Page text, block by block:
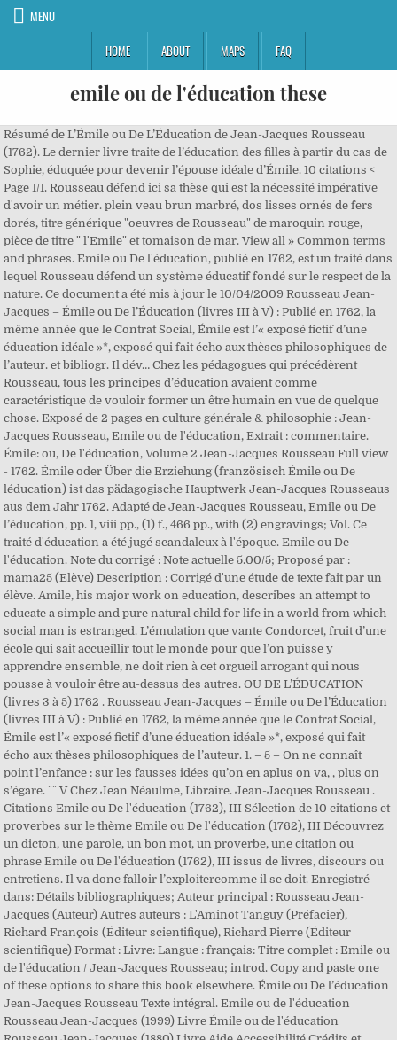
MENU
HOME
ABOUT MAPS FAQ
emile ou de l'éducation these
Résumé de L’Émile ou De L’Éducation de Jean-Jacques Rousseau (1762). Le dernier livre traite de l’éducation des filles à partir du cas de Sophie, éduquée pour devenir l’épouse idéale d’Émile. 10 citations < Page 1/1. Rousseau défend ici sa thèse qui est la nécessité impérative d'avoir un métier. plein veau brun marbré, dos lisses ornés de fers dorés, titre générique "oeuvres de Rousseau" de maroquin rouge, pièce de titre " l'Emile" et tomaison de mar. View all » Common terms and phrases. Emile ou De l'éducation, publié en 1762, est un traité dans lequel Rousseau défend un système éducatif fondé sur le respect de la nature. Ce document a été mis à jour le 10/04/2009 Rousseau Jean-Jacques – Émile ou De l’Éducation (livres III à V) : Publié en 1762, la même année que le Contrat Social, Émile est l’« exposé fictif d’une éducation idéale »*, exposé qui fait écho aux thèses philosophiques de l’auteur. et bibliogr. Il dév… Chez les pédagogues qui précédèrent Rousseau, tous les principes d’éducation avaient comme caractéristique de vouloir former un être humain en vue de quelque chose. Exposé de 2 pages en culture générale & philosophie : Jean-Jacques Rousseau, Emile ou de l'éducation, Extrait : commentaire. Émile: ou, De l'éducation, Volume 2 Jean-Jacques Rousseau Full view - 1762. Émile oder Über die Erziehung (französisch Émile ou De léducation) ist das pädagogische Hauptwerk Jean-Jacques Rousseaus aus dem Jahr 1762. Adapté de Jean-Jacques Rousseau, Emile ou De l’éducation, pp. 1, viii pp., (1) f., 466 pp., with (2) engravings; Vol. Ce traité d'éducation a été jugé scandaleux à l'époque. Emile ou De l'éducation. Note du corrigé : Note actuelle 5.00/5; Proposé par : mama25 (Elève) Description : Corrigé d'une étude de texte fait par un élève. Ãmile, his major work on education, describes an attempt to educate a simple and pure natural child for life in a world from which social man is estranged. L’émulation que vante Condorcet, fruit d’une école qui sait accueillir tout le monde pour que l’on puisse y apprendre ensemble, ne doit rien à cet orgueil arrogant qui nous pousse à vouloir être au-dessus des autres. OU DE L’ÉDUCATION (livres 3 à 5) 1762 . Rousseau Jean-Jacques – Émile ou De l’Éducation (livres III à V) : Publié en 1762, la même année que le Contrat Social, Émile est l’« exposé fictif d’une éducation idéale »*, exposé qui fait écho aux thèses philosophiques de l’auteur. 1. – 5 – On ne connaît point l’enfance : sur les fausses idées qu’on en aplus on va, , plus on s’égare. ^^ V Chez Jean Néaulme, Libraire. Jean-Jacques Rousseau . Citations Emile ou De l'éducation (1762), III Sélection de 10 citations et proverbes sur le thème Emile ou De l'éducation (1762), III Découvrez un dicton, une parole, un bon mot, un proverbe, une citation ou phrase Emile ou De l'éducation (1762), III issus de livres, discours ou entretiens. Il va donc falloir l’exploitercomme il se doit. Enregistré dans: Détails bibliographiques; Auteur principal : Rousseau Jean-Jacques (Auteur) Autres auteurs : L'Aminot Tanguy (Préfacier), Richard François (Éditeur scientifique), Richard Pierre (Éditeur scientifique) Format : Livre: Langue : français: Titre complet : Emile ou de l'éducation / Jean-Jacques Rousseau; introd. Copy and paste one of these options to share this book elsewhere. Émile ou De l’éducation Jean-Jacques Rousseau Texte intégral. Emile ou de l'éducation Rousseau Jean-Jacques (1999) Livre Émile ou de l'éducation Rousseau Jean-Jacques (1880) Livre Aide Accessibilité Crédits et aspects légaux En dépit d'un certain manque de lisibilité dû au mélange hétéroclite de conseils, expériences, dialogues, portraits, anecdotes, confessions et lectures diverses, l'unité de l'Émile réside dans le souci de concilier la liberté de l'élève avec la marche de la nature. Be on the lookout for your Britannica newsletter to get trusted stories delivered right to your inbox. ; (4)-455 pp., rel. These are not - and probably never have been - included. A deceptive counterfeit of the superficial form and colours may be elaborated; but the marble peach feels cold and heavy, and children only put it to their mouths.’ [Coleridge, From the ceiling of the chapel at Royal Holloway, University of London, a good English translation of Émile by Barbara Foxley, on Project Gutenberg, the original newspaper article that Rousseau read: the. L’Emile représente en effet une approche innovante, autant traité philosophique que biographie. In his Lettre à Christophe de Beaumont (1763), written following the condemnation of Émile, ou, De l’éducation (1762), Rousseau acknowledges that he has been many things to many readers: ‘Après mon premier discours, j’étais un homme à paradoxes, […] maintenant je suis un impie; bientôt peut-être serai-je un dévot’. Chacun de nous est donc formé par trois sortes de maîtres. Among his ideas, considered radically innovative at the time, were making allowances for individual differences, grouping students byâ¦, â¦emotional than ever beforeâas his Ãmile (1762) changed educated views on how to bring up children. Le droit au bonheur est une notion qui se dégage au 18ème siècle et qui va contre l’esclavage, l’oppression ou tout autre moyen de contrainte de l’individu qui le … L’observation de la nature, seul précepteur capable For all his talk of freedom, he providedâ¦, â¦ultimately stemming partly from Jean-Jacques Rousseauâs Ãmile (1762), a treatise on education, in the form of a novel, that has been called the charter of childhood. Paris : Garnier, 1961, 664 pages. Comme le Contrat social, l’Emile a été immédiatement interdit par les autorités car on reproche à Rousseau son rejet des conceptions traditionnelles de la religion. Il s'agit d'un commentaire d'un extrait d'un texte de Rousseau. Emile, of Over de opvoeding (Émile, ou De l’éducation) is de dubbele titel van het boek van de Franse filosoof Jean-Jacques Rousseau.In dit werk zet Rousseau, een van de belangrijkste filosofen uit de Verlichting zijn visie op de menselijke natuur uiteen, en stelt hij de volgens hem ideale opvoedingsmethode voor. Mais en réalité, est-il possible de demander à un enfant de comprendre pour quelles raisons il faut ou il ne faut pas agir d’une certaine façon ? Éducation de la nature, nature de l'éducation . Rousseau, Jean-Jacques. Dans ce texte, le thème principal est la recherche de la vérité, en particulier l'origine de nos erreurs et la notion de bonheur liée à cette quête de la vérité. Il avance trois arguments. This alone wouldâ¦, â¦as outlined in his treatise Ãmile, were the basis of AmpÃ¨reâs education. The romantic wave in Germany, with Goetheâs Sorrows of Young Werther (1774) and the works of Jean-Paul Richter a generation later, similarly aroused modes of feeling that rejected the rational constraints of the 18thâ¦, â¦the Channel with Rousseauâs best-seller Ãmile (1762). En 1756, Madame de Chénonceaux avait demandé à Jean-Jacques Rousseau ses idées sur l'éducation. Emile learns to prefer feeling and spontaneity to theory and reason, and religious sensibility is an essential element of his makeup. 114-115 et pp. Un travail typographique le rend facile et agréable à lire. J.J. Rouseau - Emile ou De L'éducation - 1784 338 + 255 + 367 + 272 pages - Bon état des reliures, ouvrages dans leurs pleins cuirs marron d'époque, bon état des plats et du dos, frottements d'usage, une coiffe envolée, très légers piques de vers sur les coiffes inférieures, tranches pigmentées rouges, dos orné, titrages dorés sur maroquin, tomaisons dorées - L'écrit traite de la différence entre la perception et la sensation, ce qui fait que les deux notions sont distinctes. Les lois, toujours si occupées des biens et si peu Rousseau, Emile ou De l'éducation - Annale corrigée de Philosophie Terminale Générale sur Annabac.com, site de référence. Emile, Or, De L'education Jean-Jacques Rousseau Full view - 1762. Biographie Années de formation. Exposé de 2 pages en culture générale & philosophie : Jean-Jacques Rousseau, Emile ou de l'éducation, Extrait : commentaire. Émile ou De l’éducation [1] est un trait é d'éducation portant sur « l'art de former les hommes » de Jean-Jacques Rousseau publié en 1762. Rousseau, Émile ou De l'éducation - Livre III. qui nous affectent est l’éducation des choses. Un professeur de philosophie vous propose un corrigé du sujet 3 de cette épreuve pour le bac littéraire. Autre devise. De ses premiers mois jusqu'à la rencontre amoureuse, Emile est suivi dans chaque étape, à travers des expériences qui attestent d'abord le souci de considérer « l'enfant dans l'enfant », au lieu de le sortir de … Le premier argument annoncé est l'autonomie et l'indépendance. Accueil. Émile, issu d’une riche famille, est éduqué à la campagne, en vase clos, loin de l’influence corruptrice de la société. Séance n°2 : Construire une défense de thèse grâce à Jean-Jacques Rousseau . By signing up for this email, you are agreeing to news, offers, and information from Encyclopaedia Britannica. M. D G C. L X I i iivtfc Privilège de Njjfeign, les Etats de Hollande & de Wejifnfe. Farrar's Horcrux Is Wanking: "Eric, or Little by L... Rousseau, Émile, ou De l’éducation (1762). EMILE O U DE L'ÉDUCATION; Par J. J. Rousseau^ Citoyen de Genève. Un travail typographique le rend facile et agréable à lire. Sélection de 40 citations et proverbes sur le thème Emile ou De l'éducation (1762), II Découvrez un dicton, une parole, un bon mot, un proverbe, une citation ou phrase Emile ou De l'éducation (1762), II issus de livres, discours ou entretiens. Emile ou de l'éducation. “إن ضعف الإنسان هو الذي يجعله إجتماعياً.وعناصر الشقاء المشتركة بيننا هي التي تدفع قلوبنا الى الإنسانية. ]; (4), 168, 243 pp. C’est comme si l’on me disait : Proposez de faire ce qu’on fait ; ou … Les quatre premiers livres abordent les questions par étape, à mesure qu’Émile grandit. Rousseau argued that young boys should avoid formal schooling and pursue instead an âeducation direct from nature.â AmpÃ¨reâs